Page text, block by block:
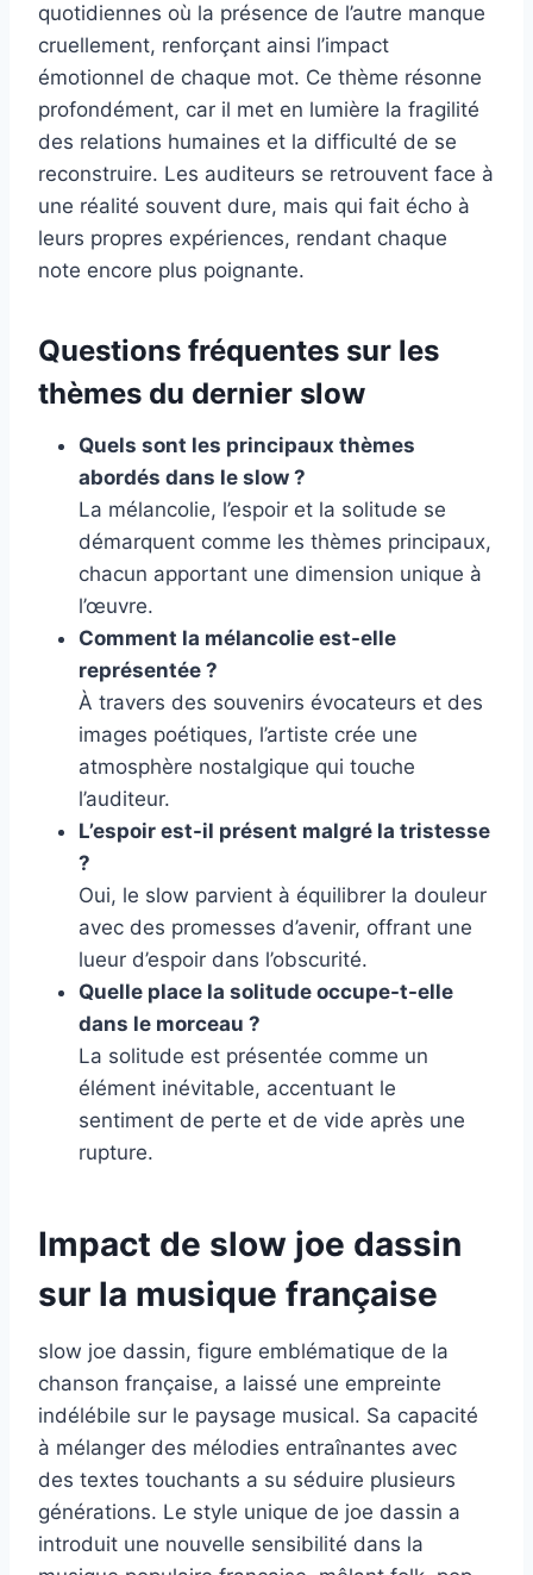
quotidiennes où la présence de l’autre manque
cruellement, renforçant ainsi l’impact
émotionnel de chaque mot. Ce thème résonne
profondément, car il met en lumière la fragilité
des relations humaines et la difficulté de se
reconstruire. Les auditeurs se retrouvent face à
une réalité souvent dure, mais qui fait écho à
leurs propres expériences, rendant chaque
note encore plus poignante.
Questions fréquentes sur les
thèmes du dernier slow
Quels sont les principaux thèmes
abordés dans le slow ?
La mélancolie, l’espoir et la solitude se
démarquent comme les thèmes principaux,
chacun apportant une dimension unique à
l’œuvre.
Comment la mélancolie est-elle
représentée ?
À travers des souvenirs évocateurs et des
images poétiques, l’artiste crée une
atmosphère nostalgique qui touche
l’auditeur.
L’espoir est-il présent malgré la tristesse
?
Oui, le slow parvient à équilibrer la douleur
avec des promesses d’avenir, offrant une
lueur d’espoir dans l’obscurité.
Quelle place la solitude occupe-t-elle
dans le morceau ?
La solitude est présentée comme un
élément inévitable, accentuant le
sentiment de perte et de vide après une
rupture.
Impact de slow joe dassin
sur la musique française
slow joe dassin, figure emblématique de la
chanson française, a laissé une empreinte
indélébile sur le paysage musical. Sa capacité
à mélanger des mélodies entraînantes avec
des textes touchants a su séduire plusieurs
générations. Le style unique de joe dassin a
introduit une nouvelle sensibilité dans la